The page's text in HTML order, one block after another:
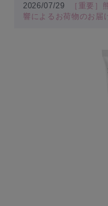
2026/07/29
［重要］
響によるお荷物のお届